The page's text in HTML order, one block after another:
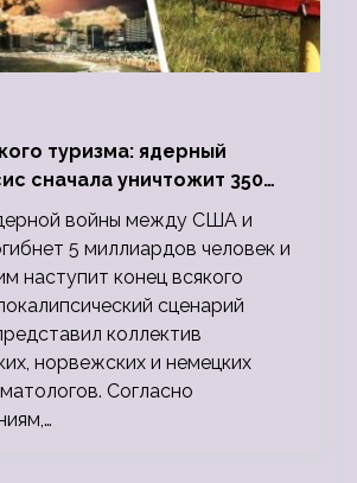
туризма: ядерный
сначала уничтожит 350
а потом 5 миллиардов
войны между США и
5 миллиардов человек и
наступит конец всякого
сценарий
коллектив
норвежских и немецких
Согласно